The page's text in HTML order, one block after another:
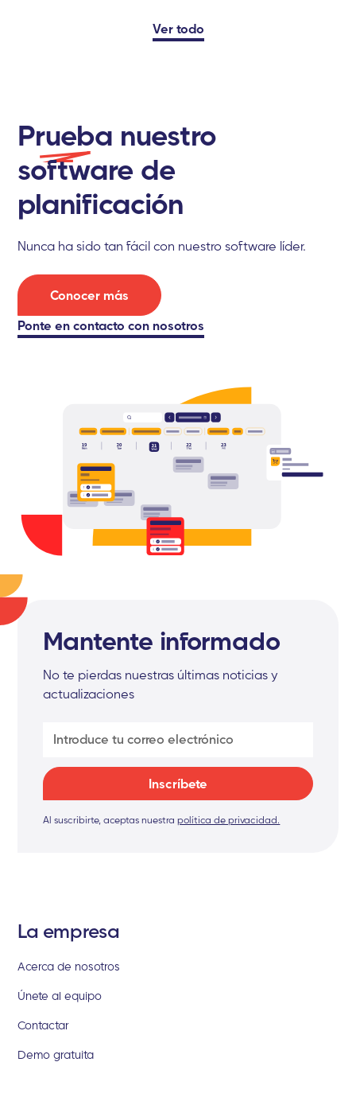
Ver todo
Prueba nuestro
software de
planificación
Nunca ha sido tan fácil con nuestro software líder.
Conocer más
Ponte en contacto con nosotros
Mantente informado
No te pierdas nuestras últimas noticias y
actualizaciones
Al suscribirte, aceptas nuestrapolítica de privacidad.
La empresa
Acerca de nosotros
Únete al equipo
Contactar
Demo gratuita